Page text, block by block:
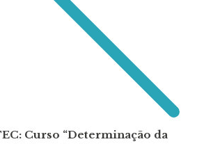
Curso “Determinação da